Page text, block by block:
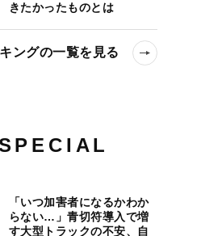
きたかったものとは
ングの一覧を見る
「いつ加害者になるかわか
らない…」青切符導入で増
す大型トラックの不安、自